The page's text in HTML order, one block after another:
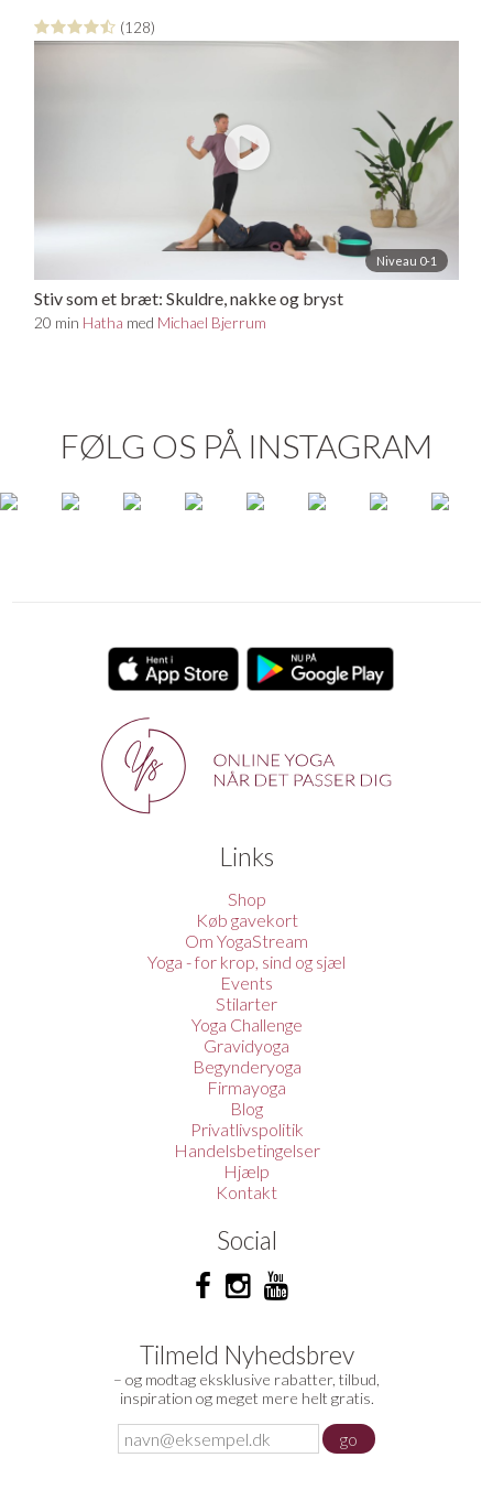
(128)
Niveau 0-1
Stiv som et bræt: Skuldre, nakke og bryst
20 min Hatha med Michael Bjerrum
FØLG OS PÅ INSTAGRAM
Links
Shop
Køb gavekort
Om YogaStream
Yoga - for krop, sind og sjæl
Events
Stilarter
Yoga Challenge
Gravidyoga
Begynderyoga
Firmayoga
Blog
Privatlivspolitik
Handelsbetingelser
Hjælp
Kontakt
Social
Tilmeld Nyhedsbrev
– og modtag eksklusive rabatter, tilbud,
inspiration og meget mere helt gratis.